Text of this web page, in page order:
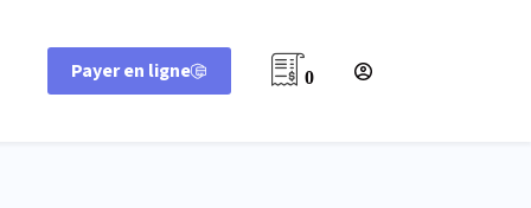
Payer en ligne 0